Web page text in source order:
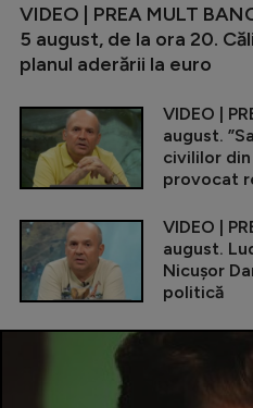
VIDEO | PREA MULT
5 august, de la ora 20.
planul aderării la euro
VIDEO |
august.
civililor
provocat
VIDEO |
august.
Nicușor
politică